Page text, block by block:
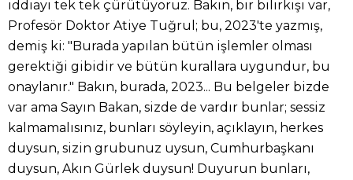
iddiayı tek tek çürütüyoruz. Bakın, bir bilirkişi var,
Profesör Doktor Atiye Tuğrul; bu, 2023'te yazmış,
demiş ki: "Burada yapılan bütün işlemler olması
gerektiği gibidir ve bütün kurallara uygundur, bu
onaylanır." Bakın, burada, 2023... Bu belgeler bizde
var ama Sayın Bakan, sizde de vardır bunlar; sessiz
kalmamalısınız, bunları söyleyin, açıklayın, herkes
duysun, sizin grubunuz uysun, Cumhurbaşkanı
duysun, Akın Gürlek duysun! Duyurun bunları,